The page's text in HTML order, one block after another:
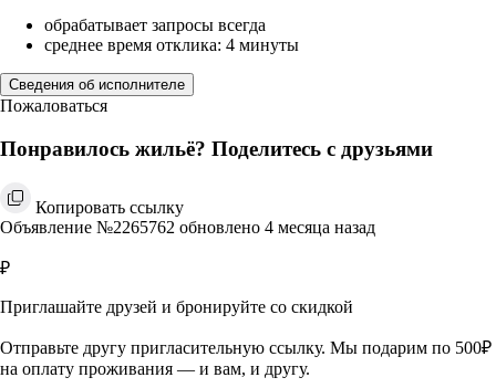
обрабатывает запросы всегда
среднее время отклика: 4 минуты
Сведения об исполнителе
Пожаловаться
Понравилось жильё? Поделитесь с друзьями
Копировать ссылку
Объявление №2265762 обновлено 4 месяца назад
₽
Приглашайте друзей и бронируйте со скидкой
Отправьте другу пригласительную ссылку. Мы подарим по 500₽
на оплату проживания — и вам, и другу.